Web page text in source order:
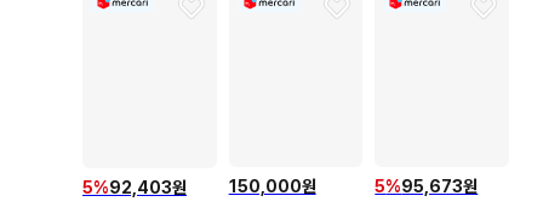
5%92,403원 150,000원 5%95,673원